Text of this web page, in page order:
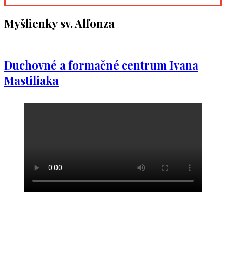
Myšlienky sv. Alfonza
Duchovné a formačné centrum Ivana
Mastiliaka